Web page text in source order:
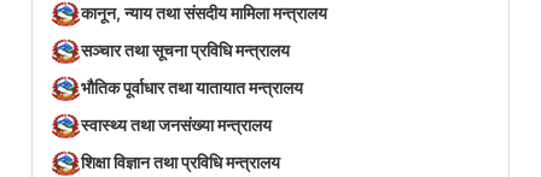
कानून, न्याय तथा संसदीय मामिला मन्त्रालय
सञ्‍चार तथा सूचना प्रविधि मन्त्रालय
भौतिक पूर्वाधार तथा यातायात मन्त्रालय
स्वास्थ्य तथा जनसंख्या मन्त्रालय
शिक्षा विज्ञान तथा प्रविधि मन्त्रालय